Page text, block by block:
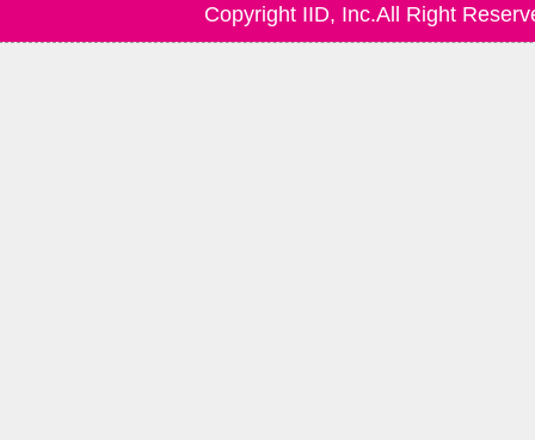
Copyright IID, Inc.All Right